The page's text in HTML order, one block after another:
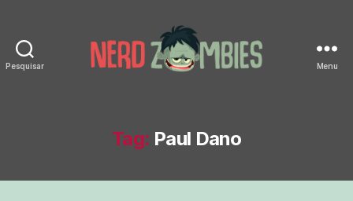
Pesquisar Menu
Tag: Paul Dano